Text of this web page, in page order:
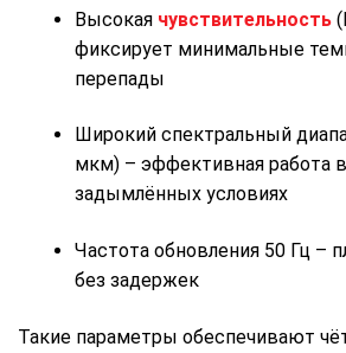
Высокая чувствительность
фиксирует минимальные
перепады
Широкий спектральный
мкм) – эффективная работа
задымлённых условиях
Частота обновления 50 Гц –
без задержек
Такие параметры обеспечивают